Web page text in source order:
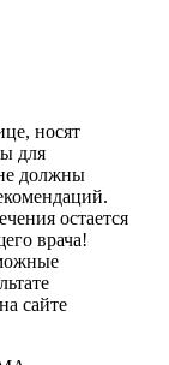
носят
для
должны
остается
врача!
сайте